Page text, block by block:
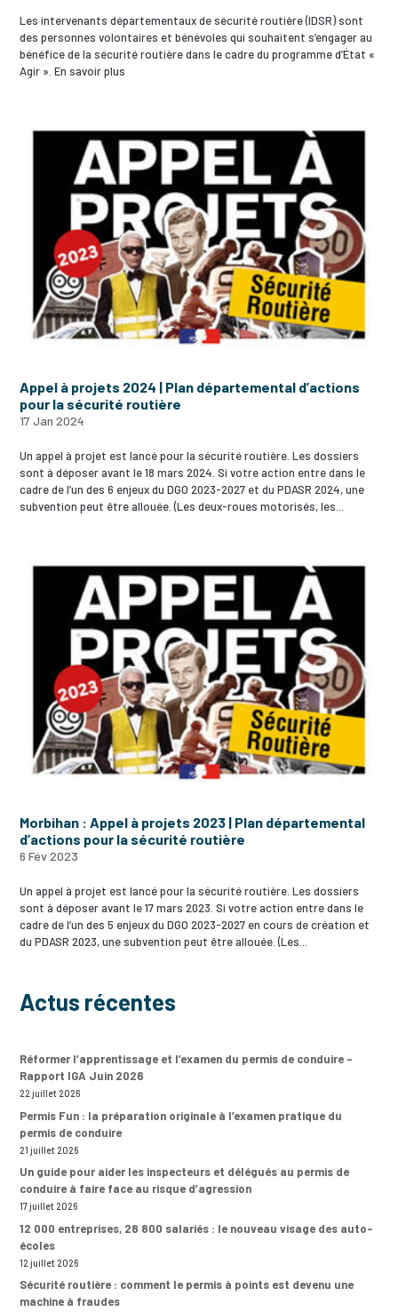
Les intervenants départementaux de sécurité routière (IDSR) sont
des personnes volontaires et bénévoles qui souhaitent s’engager au
bénéfice de la sécurité routière dans le cadre du programme d’État «
Agir ». En savoir plus
Appel à projets 2024 | Plan départemental d’actions
pour la sécurité routière
17 Jan 2024
Un appel à projet est lancé pour la sécurité routière. Les dossiers
sont à déposer avant le 18 mars 2024. Si votre action entre dans le
cadre de l’un des 6 enjeux du DGO 2023-2027 et du PDASR 2024, une
subvention peut être allouée. (Les deux-roues motorisés, les...
Morbihan : Appel à projets 2023 | Plan départemental
d’actions pour la sécurité routière
6 Fév 2023
Un appel à projet est lancé pour la sécurité routière. Les dossiers
sont à déposer avant le 17 mars 2023. Si votre action entre dans le
cadre de l’un des 5 enjeux du DGO 2023-2027 en cours de création et
du PDASR 2023, une subvention peut être allouée. (Les...
Actus récentes
Réformer l’apprentissage et l’examen du permis de conduire –
Rapport IGA Juin 2026
22 juillet 2026
Permis Fun : la préparation originale à l’examen pratique du
permis de conduire
21 juillet 2026
Un guide pour aider les inspecteurs et délégués au permis de
conduire à faire face au risque d’agression
17 juillet 2026
12 000 entreprises, 28 800 salariés : le nouveau visage des auto-
écoles
12 juillet 2026
Sécurité routière : comment le permis à points est devenu une
machine à fraudes